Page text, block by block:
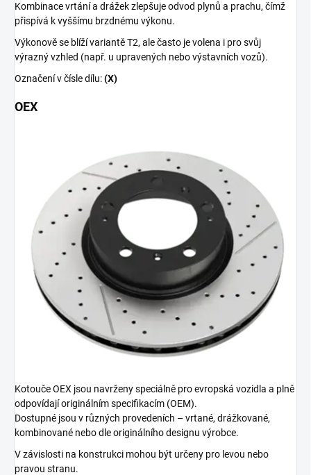
Kombinace vrtání a drážek zlepšuje odvod plynů a prachu, čímž
přispívá k vyššímu brzdnému výkonu.
Výkonově se blíží variantě T2, ale často je volena i pro svůj
výrazný vzhled (např. u upravených nebo výstavních vozů).
Označení v čísle dílu:(X)
OEX
Kotouče OEX jsou navrženy speciálně pro evropská vozidla a plně
odpovídají originálním specifikacím (OEM).
Dostupné jsou v různých provedeních – vrtané, drážkované,
kombinované nebo dle originálního designu výrobce.
V závislosti na konstrukci mohou být určeny pro levou nebo
pravou stranu.